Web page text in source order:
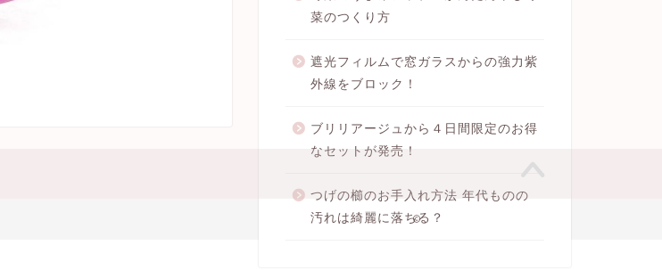
菜のつくり方
遮光フィルムで窓ガラスからの強力紫
外線をブロック！
ブリリアージュから４日間限定のお得
なセットが発売！
つげの櫛のお手入れ方法 年代ものの
汚れは綺麗に落ちる？2020–2026 ちさの美容ブログ